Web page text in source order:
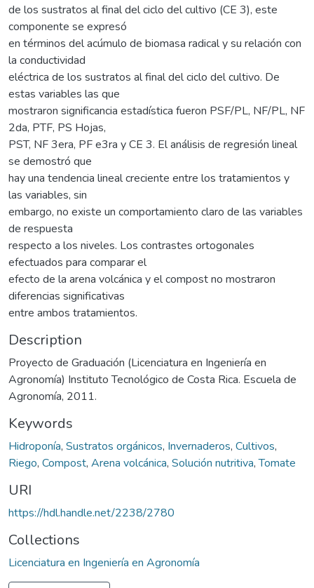
de los sustratos al final del ciclo del cultivo (CE 3), este
componente se expresó
en términos del acúmulo de biomasa radical y su relación con
la conductividad
eléctrica de los sustratos al final del ciclo del cultivo. De
estas variables las que
mostraron significancia estadística fueron PSF/PL, NF/PL, NF
2da, PTF, PS Hojas,
PST, NF 3era, PF e3ra y CE 3. El análisis de regresión lineal
se demostró que
hay una tendencia lineal creciente entre los tratamientos y
las variables, sin
embargo, no existe un comportamiento claro de las variables
de respuesta
respecto a los niveles. Los contrastes ortogonales
efectuados para comparar el
efecto de la arena volcánica y el compost no mostraron
diferencias significativas
entre ambos tratamientos.
Description
Proyecto de Graduación (Licenciatura en Ingeniería en
Agronomía) Instituto Tecnológico de Costa Rica. Escuela de
Agronomía, 2011.
Keywords
Hidroponía, Sustratos orgánicos, Invernaderos, Cultivos,
Riego, Compost, Arena volcánica, Solución nutritiva,Tomate
URI
https://hdl.handle.net/2238/2780
Collections
Licenciatura en Ingeniería en Agronomía